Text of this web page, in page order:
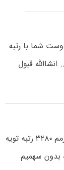
شما با رتبه
؟؟؟ امسال ظرفیت ۲۲۵نفره .. انشاالله قبول
آقا امیر حسین من الان سمیه ۵ درصدی دارم ترازمم ۳۲۸۰ رتبه تویه
هستش و رتبه بدون سهمیم